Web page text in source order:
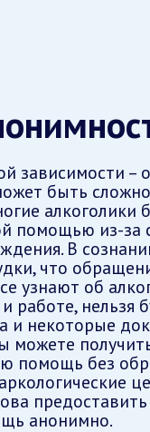
зависимости –
быть
алкоголики
помощью из-за
В
что
узнают об
работе, нельзя
и некоторые
можете
помощь без
анонимно.